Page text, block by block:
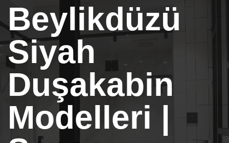
Beylikdüzü
Siyah
Duşakabin
Modelleri |